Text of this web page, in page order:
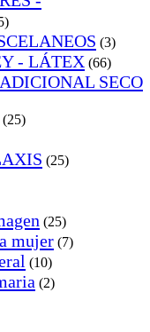
(3)
- LÁTEX (66)
SECO
(25)
(25)
(25)
mujer (7)
(10)
(2)